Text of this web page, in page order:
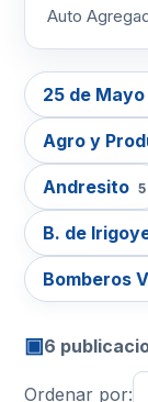
Auto
25 de Mayo
Agro y
Andresito 5
B. de
Bomberos
▣6
Ordenar por: